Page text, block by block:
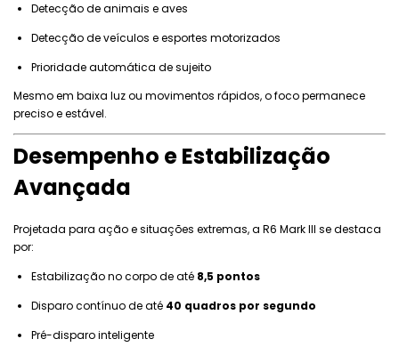
Detecção de animais e aves
Detecção de veículos e esportes motorizados
Prioridade automática de sujeito
Mesmo em baixa luz ou movimentos rápidos, o foco permanece
preciso e estável.
Desempenho e Estabilização
Avançada
Projetada para ação e situações extremas, a R6 Mark III se destaca
por:
Estabilização no corpo de até 8,5 pontos
Disparo contínuo de até 40 quadros por segundo
Pré-disparo inteligente